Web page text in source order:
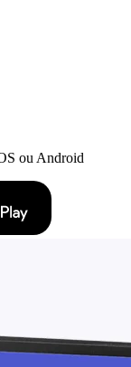
ou Android